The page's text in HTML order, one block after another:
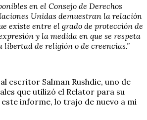
en el Consejo de Derechos
Unidas demuestran la relación
existe entre el grado de protección de
y la medida en que se respeta
libertad de religión o de creencias.”
escritor Salman Rushdie, uno de
que utilizó el Relator para su
informe, lo trajo de nuevo a mi